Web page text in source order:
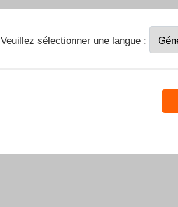
Veuillez sélectionner une langue :